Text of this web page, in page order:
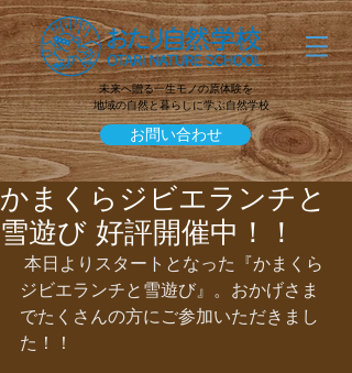
未来へ贈る一生モノの原体験を
地域の自然と暮らしに学ぶ自然学校
お問い合わせ
かまくらジビエランチと
雪遊び 好評開催中！！
ジビエランチと雪遊び』。おかげさま
でたくさんの方にご参加いただきまし
た！！